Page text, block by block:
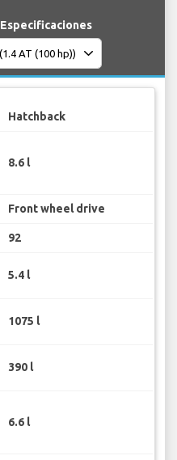
Hatchback
8.6 l
Front wheel drive
92
5.4 l
1075 l
390 l
6.6 l